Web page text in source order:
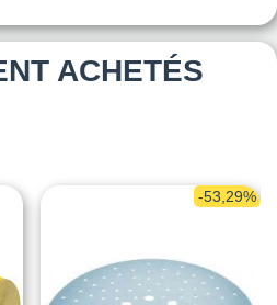
ACHETÉS
-53,29%